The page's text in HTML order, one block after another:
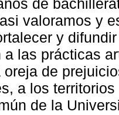
de
valoramos y
y
a las prácticas
oreja de
a los
de la